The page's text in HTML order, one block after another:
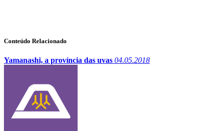
Conteúdo Relacionado
Yamanashi, a província das uvas 04.05.2018